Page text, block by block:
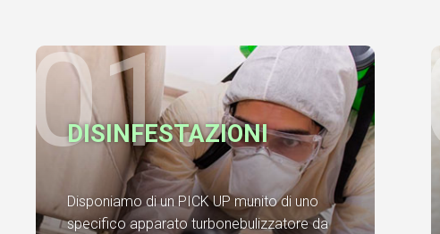
01.
DISINFESTAZIONI
Disponiamo di un PICK UP munito di uno
specifico apparato turbonebulizzatore da